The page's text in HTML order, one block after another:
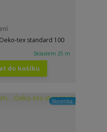
tex standard 100
Skladem 25 m
do košíku
Novinka